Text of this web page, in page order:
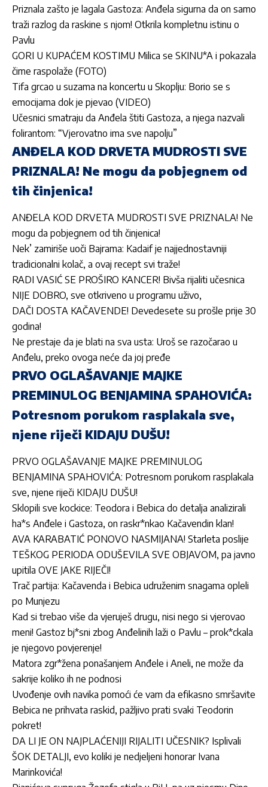
Priznala zašto je lagala Gastoza: Anđela sigurna da on samo
traži razlog da raskine s njom! Otkrila kompletnu istinu o
Pavlu
GORI U KUPAĆEM KOSTIMU Milica se SKINU*A i pokazala
čime raspolaže (FOTO)
Tifa grcao u suzama na koncertu u Skoplju: Borio se s
emocijama dok je pjevao (VIDEO)
Učesnici smatraju da Anđela štiti Gastoza, a njega nazvali
folirantom: “Vjerovatno ima sve napolju”
ANĐELA KOD DRVETA MUDROSTI SVE
PRIZNALA! Ne mogu da pobjegnem od
tih činjenica!
ANĐELA KOD DRVETA MUDROSTI SVE PRIZNALA! Ne
mogu da pobjegnem od tih činjenica!
Nek’ zamiriše uoči Bajrama: Kadaif je najjednostavniji
tradicionalni kolač, a ovaj recept svi traže!
RADI VASIĆ SE PROŠIRO KANCER! Bivša rijaliti učesnica
NIJE DOBRO, sve otkriveno u programu uživo,
DAČI DOSTA KAČAVENDE! Devedesete su prošle prije 30
godina!
Ne prestaje da je blati na sva usta: Uroš se razočarao u
Anđelu, preko ovoga neće da joj pređe
PRVO OGLAŠAVANJE MAJKE
PREMINULOG BENJAMINA SPAHOVIĆA:
Potresnom porukom rasplakala sve,
njene riječi KIDAJU DUŠU!
PRVO OGLAŠAVANJE MAJKE PREMINULOG
BENJAMINA SPAHOVIĆA: Potresnom porukom rasplakala
sve, njene riječi KIDAJU DUŠU!
Sklopili sve kockice: Teodora i Bebica do detalja analizirali
ha*s Anđele i Gastoza, on raskr*nkao Kačavendin klan!
AVA KARABATIĆ PONOVO NASMIJANA! Starleta poslije
TEŠKOG PERIODA ODUŠEVILA SVE OBJAVOM, pa javno
upitila OVE JAKE RIJEČI!
Trač partija: Kačavenda i Bebica udruženim snagama opleli
po Munjezu
Kad si trebao više da vjeruješ drugu, nisi nego si vjerovao
meni! Gastoz bj*sni zbog Anđelinih laži o Pavlu – prok*ckala
je njegovo povjerenje!
Matora zgr*žena ponašanjem Anđele i Aneli, ne može da
sakrije koliko ih ne podnosi
Uvođenje ovih navika pomoći će vam da efikasno smršavite
Bebica ne prihvata raskid, pažljivo prati svaki Teodorin
pokret!
DA LI JE ON NAJPLAĆENIJI RIJALITI UČESNIK? Isplivali
ŠOK DETALJI, evo koliki je nedjeljeni honorar Ivana
Marinkovića!